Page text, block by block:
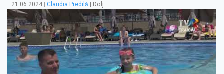
21.06.2024 | Claudia Predilă | Dolj